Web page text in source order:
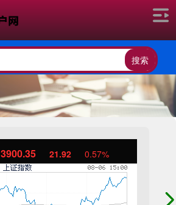
搜索
3900.35 21.92 0.57%